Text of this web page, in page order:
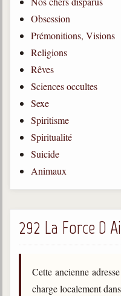
Léon Denis
1846-1927
Gabriel Delanne
1857-1926
Chico Xavier
1910-2002
Divaldo Franco
1927-2025
Bibliothèque
Bibliothèque
Documents
Bulletins "Le
Obsession
Prémonitions, Visions
Religions
Rêves
Sciences occultes
Sexe
Spiritisme
Spiritualité
Suicide
Animaux
292 La Force D
Cette ancienne
charge localement